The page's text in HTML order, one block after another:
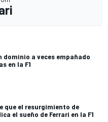
dominio a veces empañado
en la F1
que el resurgimiento de
el sueño de Ferrari en la F1